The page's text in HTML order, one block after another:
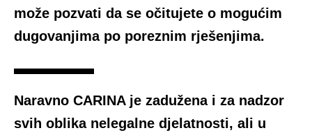
može pozvati da se očitujete o mogućim
dugovanjima po poreznim rješenjima.
Naravno CARINA je zadužena i za nadzor
svih oblika nelegalne djelatnosti, ali u